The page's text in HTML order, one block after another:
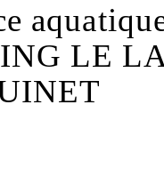
LE